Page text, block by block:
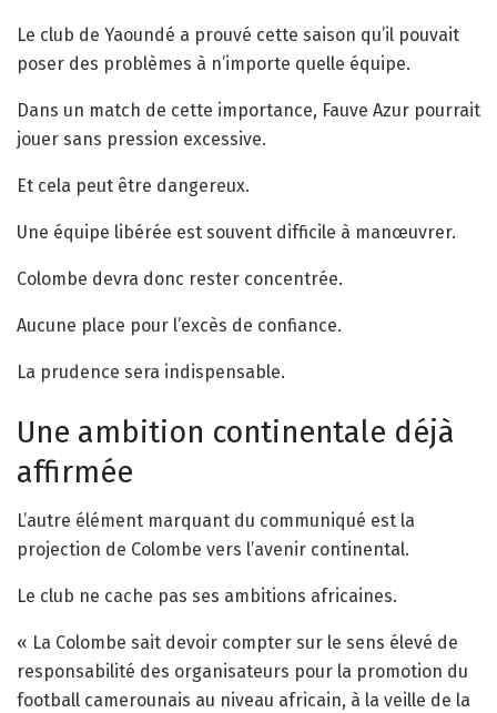
Le club de Yaoundé a prouvé cette saison qu’il pouvait
poser des problèmes à n’importe quelle équipe.
Dans un match de cette importance, Fauve Azur pourrait
jouer sans pression excessive.
Et cela peut être dangereux.
Une équipe libérée est souvent difficile à manœuvrer.
Colombe devra donc rester concentrée.
Aucune place pour l’excès de confiance.
La prudence sera indispensable.
Une ambition continentale déjà
affirmée
L’autre élément marquant du communiqué est la
projection de Colombe vers l’avenir continental.
Le club ne cache pas ses ambitions africaines.
« La Colombe sait devoir compter sur le sens élevé de
responsabilité des organisateurs pour la promotion du
football camerounais au niveau africain, à la veille de la